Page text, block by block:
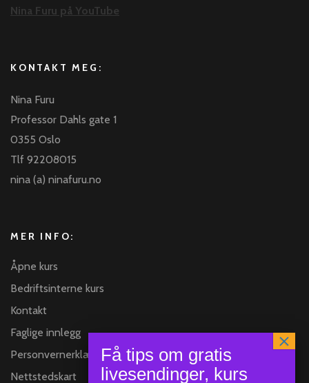
Nina Furu på YouTube
KONTAKT MEG:
Nina Furu
Professor Dahls gate 1
0355 Oslo
Tlf 92208015
nina (a) ninafuru.no
MER INFO:
Åpne kurs
Bedriftsinterne kurs
Kontakt
Faglige innlegg
Personvernerklæring
Nettstedskart